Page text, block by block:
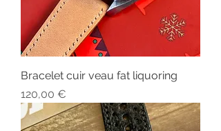
Bracelet cuir veau fat liquoring
Prix
120,00 €